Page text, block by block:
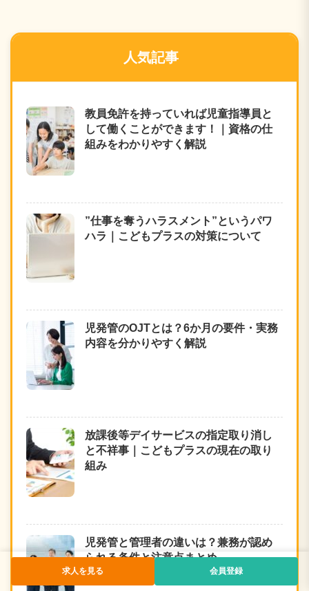
人気記事
教員免許を持っていれば児童指導員と
して働くことができます！｜資格の仕
組みをわかりやすく解説
”仕事を奪うハラスメント”というパワ
ハラ｜こどもプラスの対策について
児発管のOJTとは？6か月の要件・実務
内容を分かりやすく解説
放課後等デイサービスの指定取り消し
と不祥事｜こどもプラスの現在の取り
組み
児発管と管理者の違いは？兼務が認め
られる条件と注意点まとめ
求人を見る 会員登録